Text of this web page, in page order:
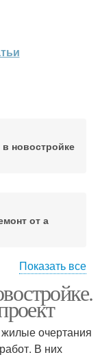
в новостройке
от а
с черновой
Показать все
очертания
В них